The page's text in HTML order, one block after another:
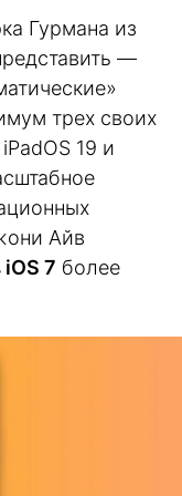
Гурмана из
—
трех своих
19 и
Айв
7 более